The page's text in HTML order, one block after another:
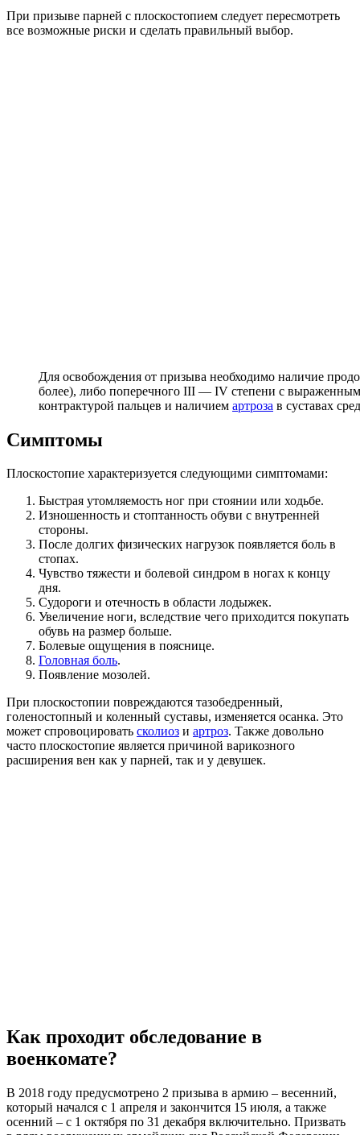
При призыве парней с плоскостопием следует пересмотреть
все возможные риски и сделать правильный выбор.
Для освобождения от призыва необходимо наличие
более), либо поперечного III — IV степени с
контрактурой пальцев и наличием артроза в суставах
Симптомы
Плоскостопие характеризуется следующими симптомами:
Быстрая утомляемость ног при стоянии или ходьбе.
Изношенность и стоптанность обуви с внутренней
стороны.
После долгих физических нагрузок появляется боль в
стопах.
Чувство тяжести и болевой синдром в ногах к концу
дня.
Судороги и отечность в области лодыжек.
Увеличение ноги, вследствие чего приходится покупать
обувь на размер больше.
Болевые ощущения в пояснице.
Головная боль.
Появление мозолей.
При плоскостопии повреждаются тазобедренный,
голеностопный и коленный суставы, изменяется осанка. Это
может спровоцировать сколиоз и артроз. Также довольно
часто плоскостопие является причиной варикозного
расширения вен как у парней, так и у девушек.
Как проходит обследование в
военкомате?
В 2018 году предусмотрено 2 призыва в армию – весенний,
который начался с 1 апреля и закончится 15 июля, а также
осенний – с 1 октября по 31 декабря включительно. Призвать